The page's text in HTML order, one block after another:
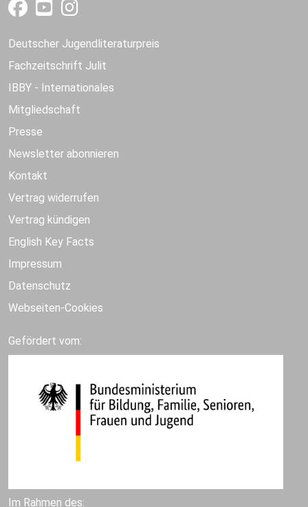
Deutscher Jugendliteraturpreis
Fachzeitschrift Julit
IBBY - Internationales
Mitgliedschaft
Presse
Newsletter abonnieren
Kontakt
Vertrag widerrufen
Vertrag kündigen
English Key Facts
Impressum
Datenschutz
Webseiten-Cookies
Gefördert vom:
Im Rahmen des: